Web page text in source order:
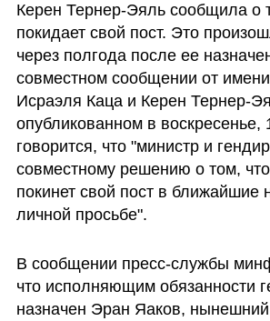
Керен Тернер-Эяль сообщила о
покидает свой пост. Это
через полгода после ее
совместном сообщении от
Исраэля Каца и Керен Тернер-
опубликованном в воскресенье,
говорится, что "министр и
совместному решению о том,
покинет свой пост в ближайшие
личной просьбе".
В сообщении пресс-службы
что исполняющим обязанности
назначен Эран Яаков, нынешний